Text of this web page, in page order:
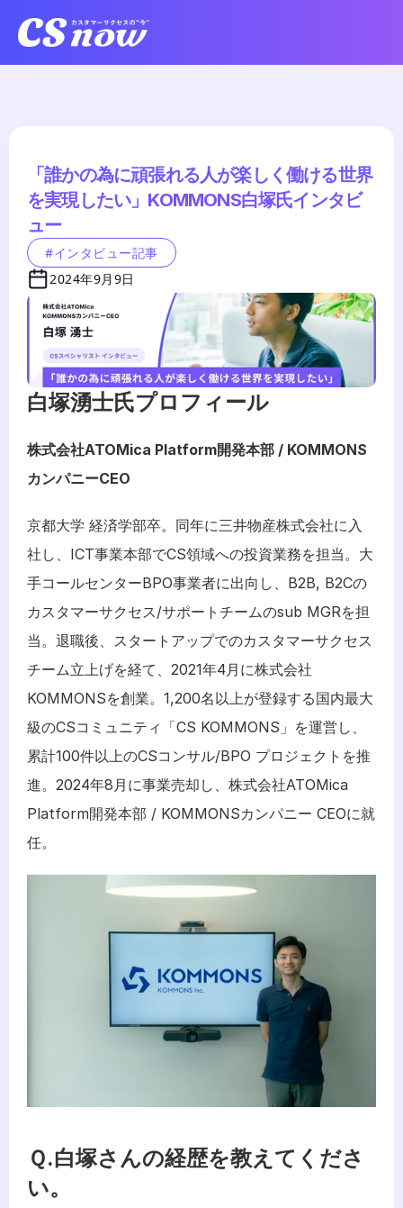
「誰かの為に頑張れる人が楽しく働ける世界
を実現したい」KOMMONS白塚氏インタビ
ュー
#インタビュー記事
2024年9月9日
白塚湧士氏プロフィール
株式会社ATOMica Platform開発本部 / KOMMONS
カンパニーCEO
京都大学 経済学部卒。同年に三井物産株式会社に入
社し、ICT事業本部でCS領域への投資業務を担当。大
手コールセンターBPO事業者に出向し、B2B, B2Cの
カスタマーサクセス/サポートチームのsub MGRを担
当。退職後、スタートアップでのカスタマーサクセス
チーム立上げを経て、2021年4月に株式会社
KOMMONSを創業。1,200名以上が登録する国内最大
級のCSコミュニティ「CS KOMMONS」を運営し、
累計100件以上のCSコンサル/BPO プロジェクトを推
進。2024年8月に事業売却し、株式会社ATOMica
Platform開発本部 / KOMMONSカンパニー CEOに就
任。
Ｑ.白塚さんの経歴を教えてくださ
い。